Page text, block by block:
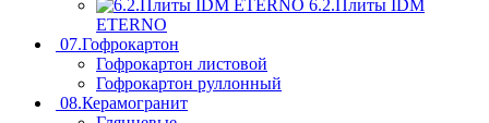
6.2.Плиты IDM
ETERNO
07.Гофрокартон
Гофрокартон листовой
Гофрокартон руллонный
08.Керамогранит